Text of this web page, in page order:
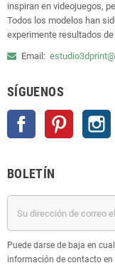
inspiran en videojuegos,
Todos los modelos han
experimente resultados
Email:
SÍGUENOS
Facebook Pinterest
BOLETÍN
Puede darse de baja en
información de contacto en